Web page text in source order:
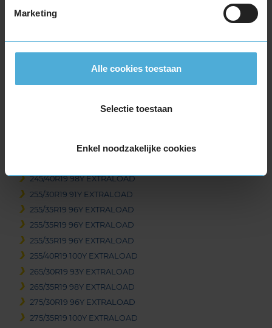
Marketing
Alle cookies toestaan
Selectie toestaan
Enkel noodzakelijke cookies
225/40R19 93Y EXTRALOAD
235/35R19 91Y EXTRALOAD
235/35R19 91Y EXTRALOAD
235/35R19 91Y EXTRALOAD
235/35R19 91Y EXTRALOAD
245/40R19 98Y EXTRALOAD
245/40R19 98Y EXTRALOAD
255/30R19 91Y EXTRALOAD
255/35R19 96Y EXTRALOAD
255/35R19 96Y EXTRALOAD
255/35R19 96Y EXTRALOAD
255/40R19 100Y EXTRALOAD
265/30R19 93Y EXTRALOAD
265/35R19 98Y EXTRALOAD
275/30R19 96Y EXTRALOAD
275/35R19 100Y EXTRALOAD